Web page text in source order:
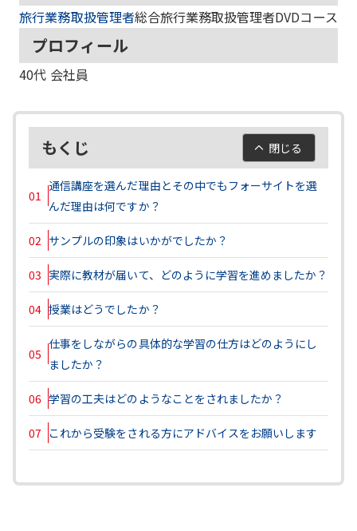
旅行業務取扱管理者総合旅行業務取扱管理者DVDコース
プロフィール
40代 会社員
もくじ 閉じる
01
通信講座を選んだ理由とその中でもフォーサイトを選
んだ理由は何ですか？
02 サンプルの印象はいかがでしたか？
03 実際に教材が届いて、どのように学習を進めましたか？
04 授業はどうでしたか？
05
仕事をしながらの具体的な学習の仕方はどのようにし
ましたか？
06 学習の工夫はどのようなことをされましたか？
07 これから受験をされる方にアドバイスをお願いします